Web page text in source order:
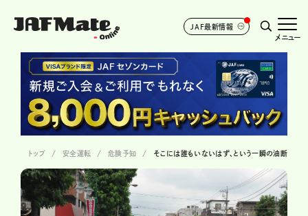
JAF最新情報
メニュー
トップ 安全運転 危険予知 そこには誰もいないはず、という一瞬の油断